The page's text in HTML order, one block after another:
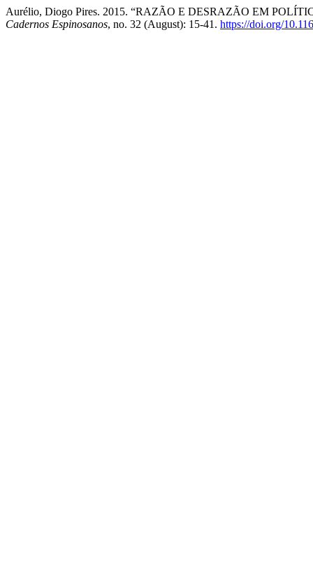
Aurélio, Diogo Pires. 2015. “RAZÃO E DESRAZÃO EM
Cadernos Espinosanos, no. 32 (August): 15-41. https://doi.org/